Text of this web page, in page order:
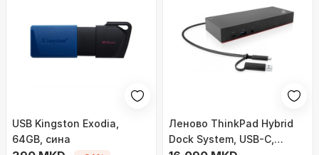
USB Kingston Exodia,
64GB, сина
Леново ThinkPad Hybrid
Dock System, USB-C,